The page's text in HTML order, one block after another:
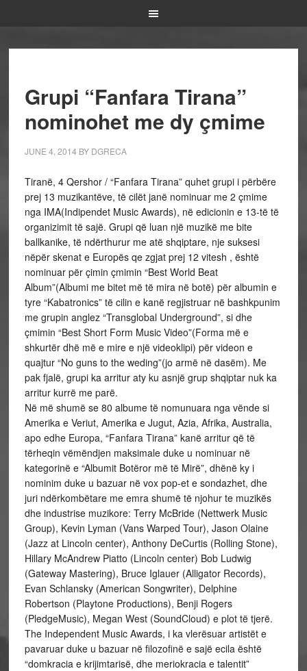
Grupi “Fanfara Tirana”
nominohet me dy çmime
JUNE 4, 2014 BY DGRECA
Tiranë, 4 Qershor / “Fanfara Tirana” quhet grupi i përbëre
prej 13 muzikantëve, të cilët janë nominuar me 2 çmime
nga IMA(Indipendet Music Awards), në edicionin e 13-të të
organizimit të sajë. Grupi që luan një muzikë me bite
ballkanike, të ndërthurur me atë shqiptare, nje suksesi
nëpër skenat e Europës qe zgjat prej 12 vitesh , është
nominuar për çimin çmimin “Best World Beat
Album”(Albumi me bitet më të mira në botë) për albumin e
tyre “Kabatronics” të cilin e kanë regjistruar në bashkpunim
me grupin anglez “Transglobal Underground”, si dhe
çmimin “Best Short Form Music Video”(Forma më e
shkurtër dhë më e mire e një videoklipi) për videon e
quajtur “No guns to the weding”(jo armë në dasëm). Me
pak fjalë, grupi ka arritur aty ku asnjë grup shqiptar nuk ka
arritur kurrë me parë.
Në më shumë se 80 albume të nomunuara nga vënde si
Amerika e Veriut, Amerika e Jugut, Azia, Afrika, Australia,
apo edhe Europa, “Fanfara Tirana” kanë arritur që të
tërheqin vëmëndjen maksimale duke u nominuar në
kategorinë e “Albumit Botëror më të Mirë”, dhënë ky i
nominim duke u bazuar në vox pop-et e sondazhet, dhe
juri ndërkombëtare me emra shumë të njohur te muzikës
dhe industrise muzikore: Terry McBride (Nettwerk Music
Group), Kevin Lyman (Vans Warped Tour), Jason Olaine
(Jazz at Lincoln center), Anthony DeCurtis (Rolling Stone),
Hillary McAndrew Piatto (Lincoln center) Bob Ludwig
(Gateway Mastering), Bruce Iglauer (Alligator Records),
Evan Schlansky (American Songwriter), Delphine
Robertson (Playtone Productions), Benji Rogers
(PledgeMusic), Megan West (SoundCloud) e plot të tjerë.
The Independent Music Awards, i ka vlerësuar artistët e
pavaruar duke u bazuar në filozofinë e sajë ecila është
“domkracia e krijimtarisë, dhe meriokracia e talentit”